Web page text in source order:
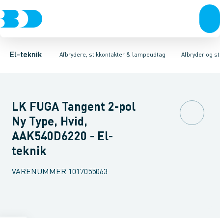
El-teknik Afbrydere, stikkontakter & lampeudtag
Afbrydere, stikkontakter & lampeudtagForgreningsmateriel
Afbryder og
Afbryder og stikdåsemateriel
Afbryder og stikkontakt kombinationInstallationsafbryder
LK FUGA Tangent 2-pol
Ny Type, Hvid,
AAK540D6220 - El-
teknik
VARENUMMER 1017055063